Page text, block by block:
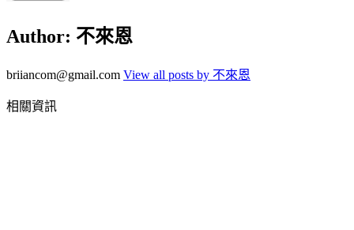
Author: 不來恩
briiancom@gmail.com View all posts by 不來恩
相關資訊